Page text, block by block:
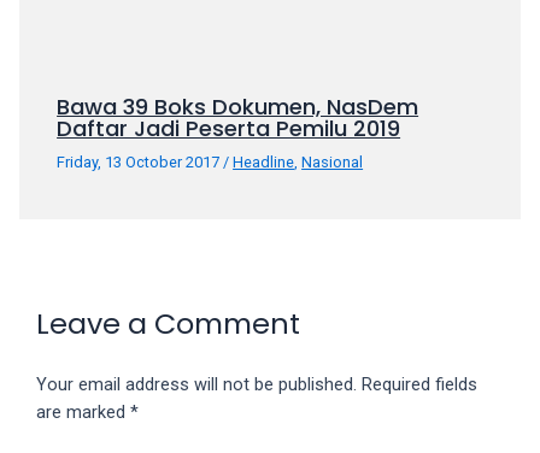
Bawa 39 Boks Dokumen, NasDem
Daftar Jadi Peserta Pemilu 2019
Friday, 13 October 2017/Headline,Nasional
Leave a Comment
Your email address will not be published. Required fields
are marked*